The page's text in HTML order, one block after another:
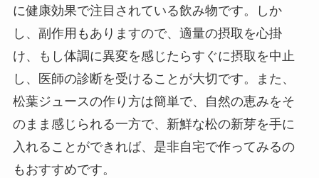
に健康効果で注目されている飲み物です。しか
し、副作用もありますので、適量の摂取を心掛
け、もし体調に異変を感じたらすぐに摂取を中止
し、医師の診断を受けることが大切です。また、
松葉ジュースの作り方は簡単で、自然の恵みをそ
のまま感じられる一方で、新鮮な松の新芽を手に
入れることができれば、是非自宅で作ってみるの
もおすすめです。